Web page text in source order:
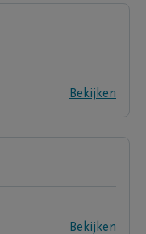
Bekijken
Bekijken